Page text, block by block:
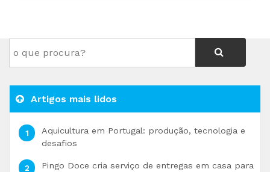
Artigos mais lidos
Aquicultura em Portugal: produção, tecnologia e
desafios
Pingo Doce cria serviço de entregas em casa para